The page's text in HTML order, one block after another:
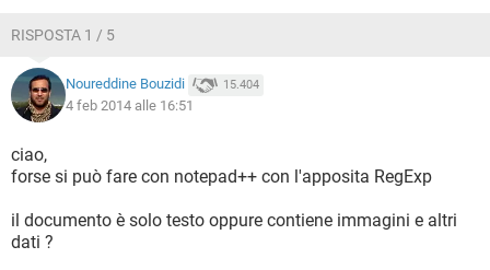
RISPOSTA 1 / 5
Noureddine Bouzidi 15.404
4 feb 2014 alle 16:51
ciao,
forse si può fare con notepad++ con l'apposita RegExp
il documento è solo testo oppure contiene immagini e altri
dati ?